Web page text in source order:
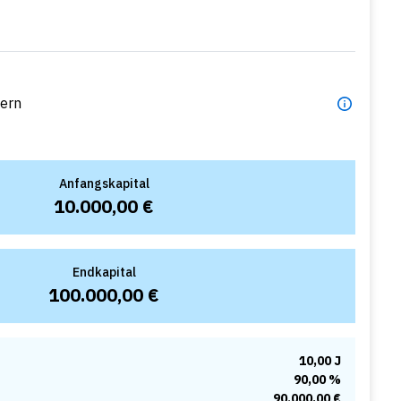
Anfangskapital
10.000,00 €
Endkapital
100.000,00 €
10,00 J
90,00 %